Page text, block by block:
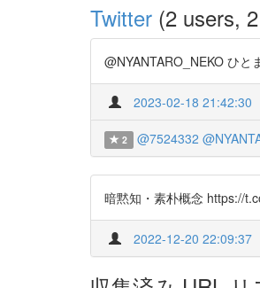
Twitter (2 users,
@NYANTARO_NEKO ひ
2023-02-18 21:42:30
2 @7524332
暗黙知・素朴概念 https://
2022-12-20 22:09:37